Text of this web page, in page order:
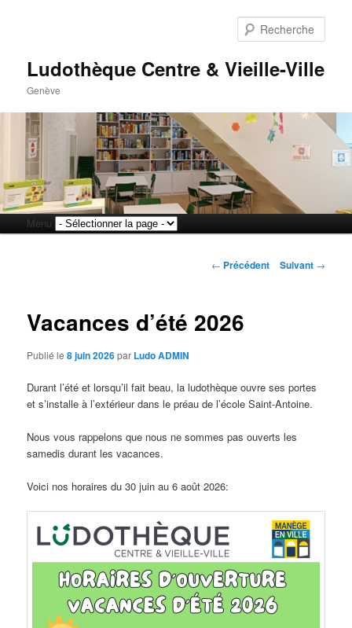
Ludothèque Centre & Vieille-Ville
Genève
principal
Aller
principal
Aller
secondaire
Navigation
← Précédent Suivant →
Vacances d’été 2026
Publié le8 juin 2026par Ludo ADMIN
Durant l’été et lorsqu’il fait beau, la ludothèque ouvre ses portes
et s’installe à l’extérieur dans le préau de l’école Saint-Antoine.
Nous vous rappelons que nous ne sommes pas ouverts les
samedis durant les vacances.
Voici nos horaires du 30 juin au 6 août 2026: